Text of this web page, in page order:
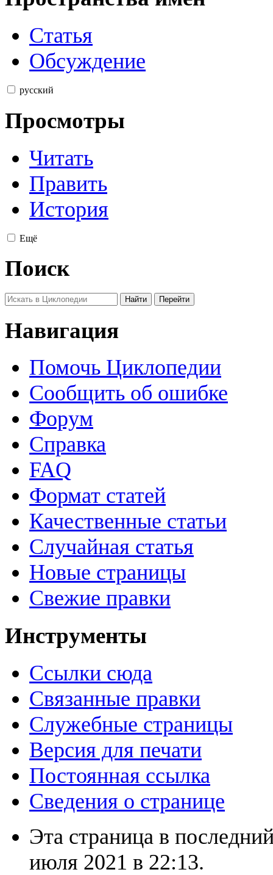
Статья
Обсуждение
русский
Просмотры
Читать
Править
История
Ещё
Поиск
Навигация
Помочь Циклопедии
Сообщить об ошибке
Форум
Справка
FAQ
Формат статей
Качественные статьи
Случайная статья
Новые страницы
Свежие правки
Инструменты
Ссылки сюда
Связанные правки
Служебные страницы
Версия для печати
Постоянная ссылка
Сведения о странице
Эта страница в
июля 2021 в 22:13.